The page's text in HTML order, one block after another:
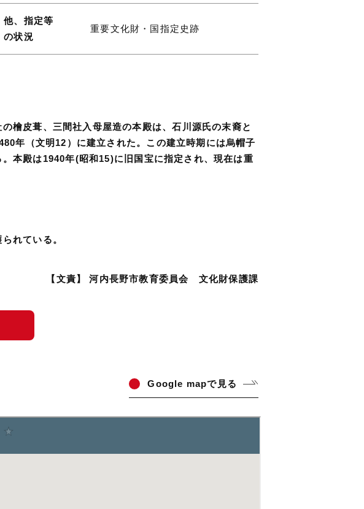
他、指定等
の状況
重要文化財・国指定史跡
檜皮葺、三間社入母屋造の本殿は、石川源氏の末裔と
年（文明12）に建立された。この建立時期には烏帽子
本殿は1940年(昭和15)に旧国宝に指定され、現在は重
れている。
【文責】 河内長野市教育委員会 文化財保護課
Google mapで見る